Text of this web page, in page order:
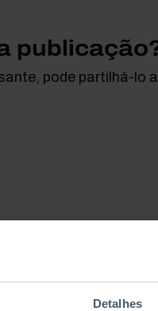
Detalhes
pode partilhá-lo